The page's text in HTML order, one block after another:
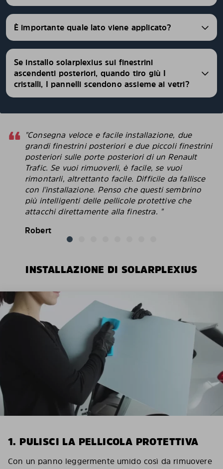
È importante quale lato viene applicato?
Se installo solarplexius sui finestrini
ascendenti posteriori, quando tiro giù I
cristalli, I pannelli scendono assieme ai vetri?
"Consegna veloce e facile installazione, due
grandi finestrini posteriori e due piccoli finestrini
posteriori sulle porte posteriori di un Renault
Trafic. Se vuoi rimuoverli, è facile, se vuoi
rimontarli, altrettanto facile. Difficile da fallisce
con l'installazione. Penso che questi sembrino
più intelligenti delle pellicole protettive che
attacchi direttamente alla finestra. "
Robert
INSTALLAZIONE DI SOLARPLEXIUS
1. PULISCI LA PELLICOLA PROTETTIVA
Con un panno leggermente umido così da rimuovere